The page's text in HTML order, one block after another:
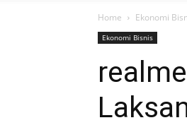
Home Ekonomi
Ekonomi Bisnis